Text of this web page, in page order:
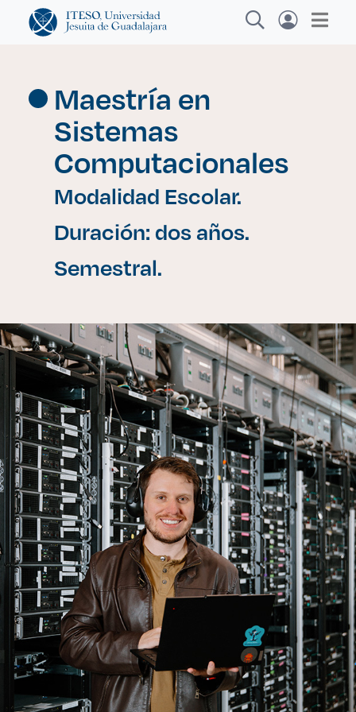
Explora sitios web, programas académicos,
actividades y noticias
Enlaces de interés
Aspirantes
Becas
Graduaciones
CRUCE
Derecho
Lo más buscado
Maestría en
Sistemas
Computacionales
Modalidad Escolar.
Duración: dos años.
Semestral.